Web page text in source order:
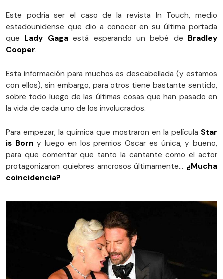
Este podría ser el caso de la revista In Touch, medio
estadounidense que dio a conocer en su última portada
que Lady Gagaestá esperando un bebé de Bradley
Cooper.
Esta información para muchos es descabellada (y estamos
con ellos), sin embargo, para otros tiene bastante sentido,
sobre todo luego de las últimas cosas que han pasado en
la vida de cada uno de los involucrados.
Para empezar, la química que mostraron en la película Star
is Borny luego en los premios Oscar es única, y bueno,
para que comentar que tanto la cantante como el actor
protagonizaron quiebres amorosos últimamente… ¿Mucha
coincidencia?